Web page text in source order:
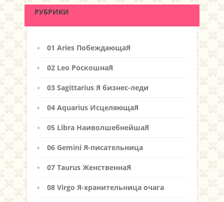
РУБРИКИ
01 Aries ПобеждающаЯ
02 Leo РоскошнаЯ
03 Sagittarius Я бизнес-леди
04 Aquarius ИсцеляющаЯ
05 Libra НаиволшебнейшаЯ
06 Gemini Я-писательница
07 Taurus ЖенственнаЯ
08 Virgo Я-хранительница очага